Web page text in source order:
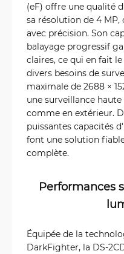
(eF) offre une qualité
sa résolution de 4
avec précision. Son
balayage progressif
claires, ce qui en fait
divers besoins de
maximale de 2688 ×
une surveillance
comme en extérieur.
puissantes capacités
font une solution
complète.
Performances
Équipée de la
DarkFighter, la DS-